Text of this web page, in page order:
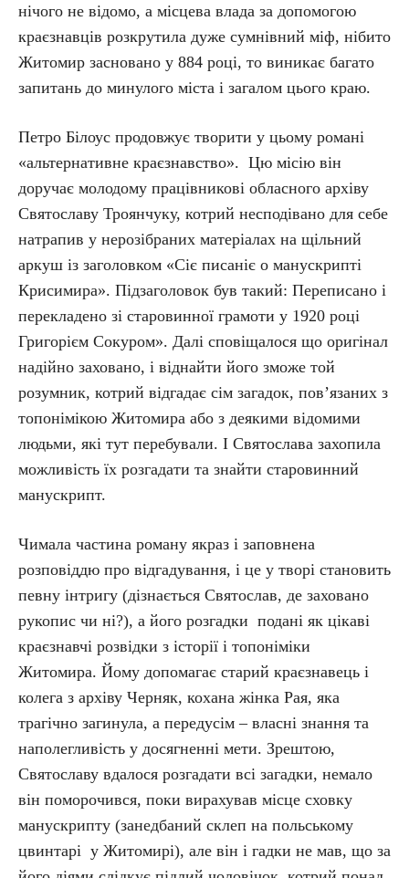
нічого не відомо, а місцева влада за допомогою
краєзнавців розкрутила дуже сумнівний міф, нібито
Житомир засновано у 884 році, то виникає багато
запитань до минулого міста і загалом цього краю.
Петро Білоус продовжує творити у цьому романі
«альтернативне краєзнавство». Цю місію він
доручає молодому працівникові обласного архіву
Святославу Троянчуку, котрий несподівано для себе
натрапив у нерозібраних матеріалах на щільний
аркуш із заголовком «Сіє писаніє о манускрипті
Крисимира». Підзаголовок був такий: Переписано і
перекладено зі старовинної грамоти у 1920 році
Григорієм Сокуром». Далі сповіщалося що оригінал
надійно заховано, і віднайти його зможе той
розумник, котрий відгадає сім загадок, по­в’я­за­них з
топонімікою Житомира або з деякими відомими
людьми, які тут перебували. І Святослава захопила
можливість їх розгадати та знайти старовинний
манускрипт.
Чимала частина роману якраз і заповнена
розповіддю про відгадування, і це у творі становить
певну інтригу (дізнається Святослав, де заховано
рукопис чи ні?), а його розгадки подані як цікаві
краєзнавчі розвідки з історії і топоніміки
Житомира. Йому допомагає старий краєзнавець і
колега з архіву Черняк, кохана жінка Рая, яка
трагічно загинула, а передусім – власні знання та
наполегливість у досягненні мети. Зрештою,
Святославу вдалося розгадати всі загадки, немало
він поморочився, поки вирахував місце сховку
манускрипту (занедбаний склеп на польському
цвинтарі у Житомирі), але він і гадки не мав, що за